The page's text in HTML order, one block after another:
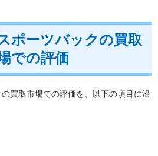
ポーツバックの買取
での評価
買取市場での評価を、以下の項目に沿